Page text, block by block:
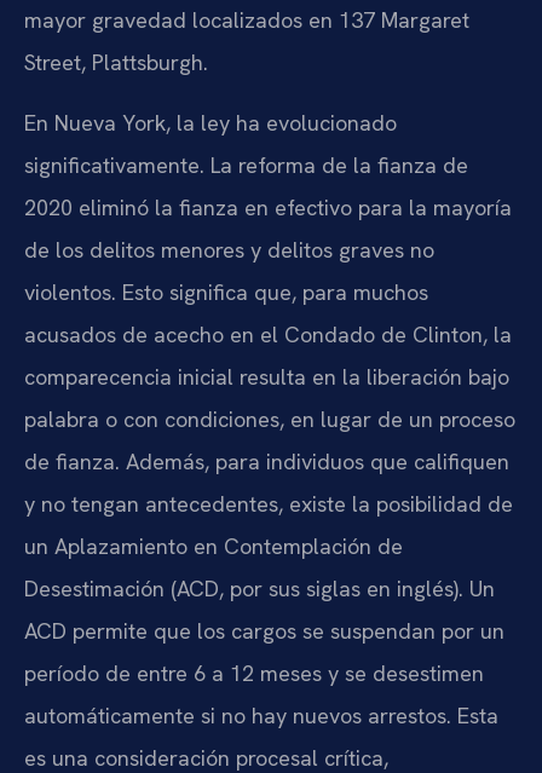
mayor gravedad localizados en 137 Margaret
Street, Plattsburgh.
En Nueva York, la ley ha evolucionado
significativamente. La reforma de la fianza de
2020 eliminó la fianza en efectivo para la mayoría
de los delitos menores y delitos graves no
violentos. Esto significa que, para muchos
acusados de acecho en el Condado de Clinton, la
comparecencia inicial resulta en la liberación bajo
palabra o con condiciones, en lugar de un proceso
de fianza. Además, para individuos que califiquen
y no tengan antecedentes, existe la posibilidad de
un Aplazamiento en Contemplación de
Desestimación (ACD, por sus siglas en inglés). Un
ACD permite que los cargos se suspendan por un
período de entre 6 a 12 meses y se desestimen
automáticamente si no hay nuevos arrestos. Esta
es una consideración procesal crítica,